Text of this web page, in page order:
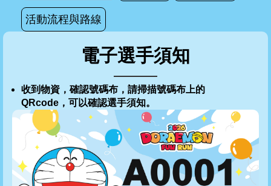
活動流程與路線
電子選手須知
收到物資，確認號碼布，請掃描號碼布上的
QRcode，可以確認選手須知。